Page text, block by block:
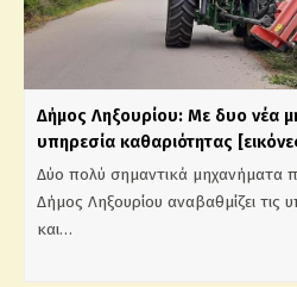
Δήμος Ληξουρίου: Με δυο νέα
υπηρεσία καθαριότητας
Δύο πολύ σημαντικά μηχανήματα
Δήμος Ληξουρίου αναβαθμίζει τις
και…